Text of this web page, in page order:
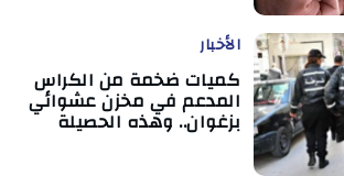
الأخبار
كميات ضخمة من الكراس
المدعم في مخزن عشوائي
بزغوان.. وهذه الحصيلة